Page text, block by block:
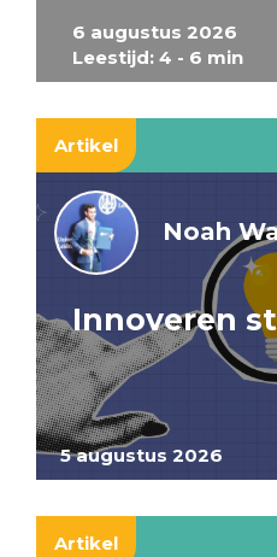
6 augustus 2026
Leestijd: 4 - 6 min
Artikel
5 augustus 2026
Noah
Innoveren
Artikel